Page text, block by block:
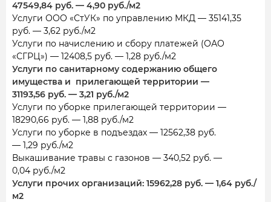
47549,84 руб. — 4,90 руб./м2
Услуги ООО «СтУК» по управлению МКД — 35141,35
руб. — 3,62 руб./м2
Услуги по начислению и сбору платежей (ОАО
«СГРЦ») — 12408,5 руб. — 1,28 руб./м2
Услуги по санитарному содержанию общего
имущества и прилегающей территории —
31193,56 руб. — 3,21 руб./м2
Услуги по уборке прилегающей территории —
18290,66 руб. — 1,88 руб./м2
Услуги по уборке в подъездах — 12562,38 руб.
— 1,29 руб./м2
Выкашивание травы с газонов — 340,52 руб. —
0,04 руб./м2
Услуги прочих организаций: 15962,28 руб. — 1,64 руб./
м2